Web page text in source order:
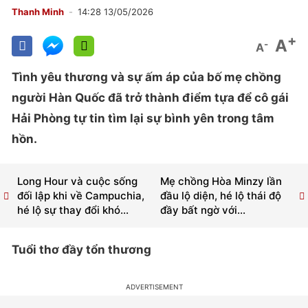
Thanh Minh 14:28 13/05/2026
A- A+
Tình yêu thương và sự ấm áp của bố mẹ chồng
người Hàn Quốc đã trở thành điểm tựa để cô gái
Hải Phòng tự tin tìm lại sự bình yên trong tâm
hồn.
Mẹ chồng Hòa Minzy lần
đầu lộ diện, hé lộ thái độ
đầy bất ngờ với...
Long Hour và cuộc sống
đối lập khi về Campuchia,
hé lộ sự thay đổi khó...
Tuổi thơ đầy tổn thương